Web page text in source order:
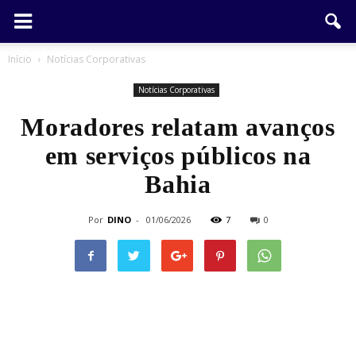
Início Notícias Corporativas
Notícias Corporativas
Moradores relatam avanços
em serviços públicos na
Bahia
Por DINO - 01/06/2026 7 0